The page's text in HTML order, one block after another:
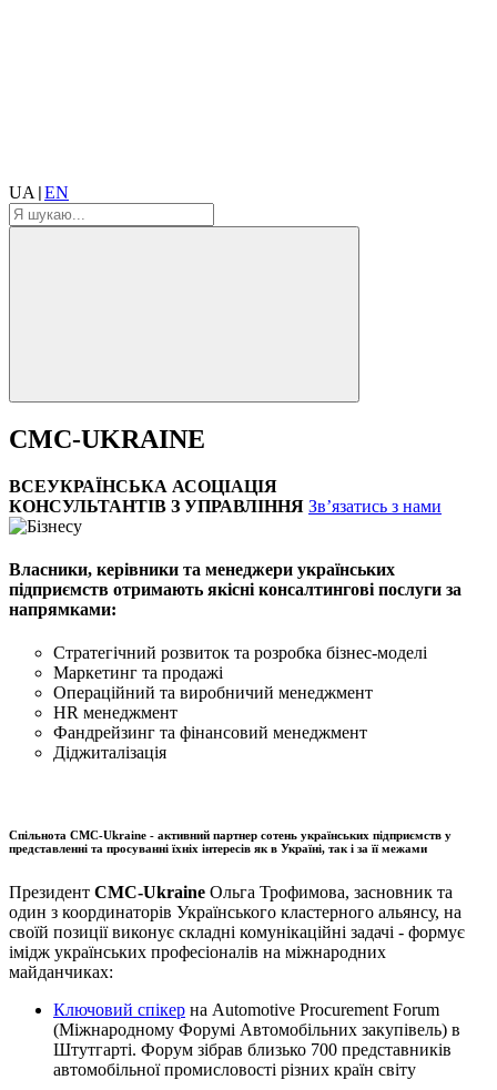
UA EN
CMC-UKRAINE
ВСЕУКРАЇНСЬКА АСОЦІАЦІЯ
КОНСУЛЬТАНТІВ З УПРАВЛІННЯ Зв’язатись з нами
Власники, керівники та менеджери українських
підприємств отримають якісні консалтингові послуги за
напрямками:
Стратегічний розвиток та розробка бізнес-моделі
Маркетинг та продажі
Операційний та виробничий менеджмент
HR менеджмент
Фандрейзинг та фінансовий менеджмент
Діджиталізація
Спільнота CMC-Ukraine - активний партнер сотень українських підприємств у
представленні та просуванні їхніх інтересів як в Україні, так і за її межами
Президент CMC-Ukraine Ольга Трофимова, засновник та
один з координаторів Українського кластерного альянсу, на
своїй позиції виконує складні комунікаційні задачі - формує
імідж українських професіоналів на міжнародних
майданчиках:
Ключовий спікер на Automotive Procurement Forum
(Міжнародному Форумі Автомобільних закупівель) в
Штутгарті. Форум зібрав близько 700 представників
автомобільної промисловості різних країн світу